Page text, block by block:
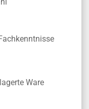
Ware